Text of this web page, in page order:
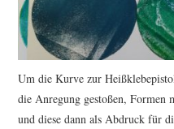
Um die Kurve zur
die Anregung gestoßen, Formen
und diese dann als Abdruck für